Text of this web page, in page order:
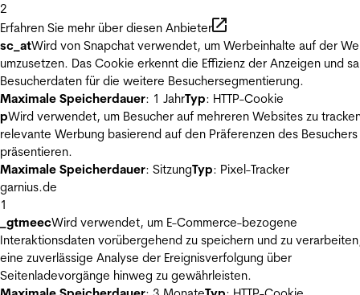
2
Erfahren Sie mehr über diesen Anbieter
sc_atWird von Snapchat verwendet, um Werbeinhalte auf der
umzusetzen. Das Cookie erkennt die Effizienz der Anzeigen und
Besucherdaten für die weitere Besuchersegmentierung.
Maximale Speicherdauer: 1 JahrTyp: HTTP-Cookie
pWird verwendet, um Besucher auf mehreren Websites zu
relevante Werbung basierend auf den Präferenzen des Besuchers
präsentieren.
Maximale Speicherdauer: SitzungTyp: Pixel-Tracker
garnius.de
1
_gtmeecWird verwendet, um E-Commerce-bezogene
Interaktionsdaten vorübergehend zu speichern und zu
eine zuverlässige Analyse der Ereignisverfolgung über
Seitenladevorgänge hinweg zu gewährleisten.